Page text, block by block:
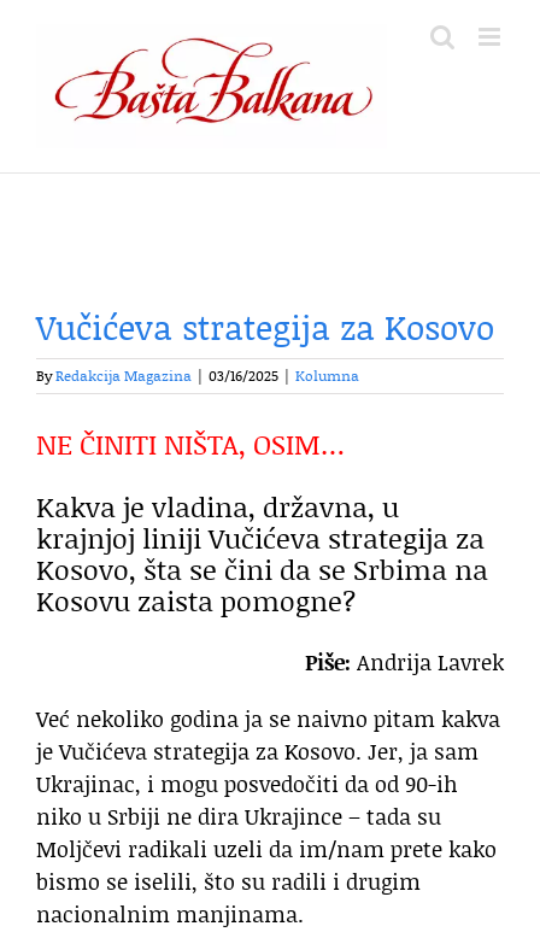
content
Vučićeva strategija za Kosovo
ByRedakcija Magazina 03/16/2025 Kolumna
NE ČINITI NIŠTA, OSIM…
Kakva je vladina, državna, u
krajnjoj liniji Vučićeva strategija za
Kosovo, šta se čini da se Srbima na
Kosovu zaista pomogne?
Piše: Andrija Lavrek
Već nekoliko godina ja se naivno pitam kakva
je Vučićeva strategija za Kosovo. Jer, ja sam
Ukrajinac, i mogu posvedočiti da od 90-ih
niko u Srbiji ne dira Ukrajince – tada su
Moljčevi radikali uzeli da im/nam prete kako
bismo se iselili, što su radili i drugim
nacionalnim manjinama.